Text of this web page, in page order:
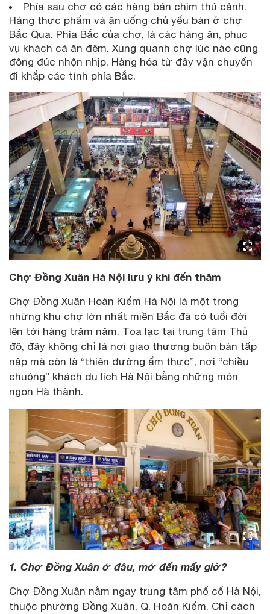
Phía sau chợ có các hàng bán chim thú cảnh.
Hàng thực phẩm và ăn uống chủ yếu bán ở chợ
Bắc Qua. Phía Bắc của chợ, là các hàng ăn, phục
vụ khách cả ăn đêm. Xung quanh chợ lúc nào cũng
đông đúc nhộn nhịp. Hàng hóa từ đây vận chuyển
đi khắp các tỉnh phía Bắc.
Chợ Đồng Xuân Hà Nội lưu ý khi đến thăm
Chợ Đồng Xuân Hoàn Kiếm Hà Nội là một trong
những khu chợ lớn nhất miền Bắc đã có tuổi đời
lên tới hàng trăm năm. Tọa lạc tại trung tâm Thủ
đô, đây không chỉ là nơi giao thương buôn bán tấp
nập mà còn là “thiên đường ẩm thực”, nơi “chiều
chuộng” khách du lịch Hà Nội bằng những món
ngon Hà thành.
1. Chợ Đồng Xuân ở đâu, mở đến mấy giờ?
Chợ Đồng Xuân nằm ngay trung tâm phố cổ Hà Nội,
thuộc phường Đồng Xuân, Q. Hoàn Kiếm. Chỉ cách